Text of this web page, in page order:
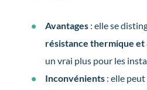
Avantages: elle se
résistance thermique et
un vrai plus pour les
Inconvénients: elle peut